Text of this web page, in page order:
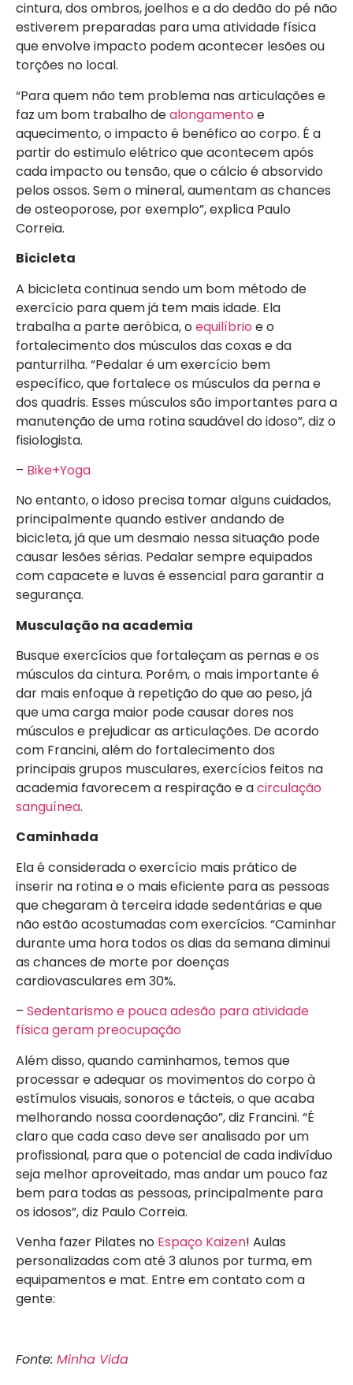
cintura, dos ombros, joelhos e a do dedão do pé não
estiverem preparadas para uma atividade física
que envolve impacto podem acontecer lesões ou
torções no local.
“Para quem não tem problema nas articulações e
faz um bom trabalho dealongamento e
aquecimento, o impacto é benéfico ao corpo. É a
partir do estimulo elétrico que acontecem após
cada impacto ou tensão, que o cálcio é absorvido
pelos ossos. Sem o mineral, aumentam as chances
de osteoporose, por exemplo”, explica Paulo
Correia.
Bicicleta
A bicicleta continua sendo um bom método de
exercício para quem já tem mais idade. Ela
trabalha a parte aeróbica, oequilíbrio e o
fortalecimento dos músculos das coxas e da
panturrilha. “Pedalar é um exercício bem
específico, que fortalece os músculos da perna e
dos quadris. Esses músculos são importantes para a
manutenção de uma rotina saudável do idoso”, diz o
fisiologista.
– Bike+Yoga
No entanto, o idoso precisa tomar alguns cuidados,
principalmente quando estiver andando de
bicicleta, já que um desmaio nessa situação pode
causar lesões sérias. Pedalar sempre equipados
com capacete e luvas é essencial para garantir a
segurança.
Musculação na academia
Busque exercícios que fortaleçam as pernas e os
músculos da cintura. Porém, o mais importante é
dar mais enfoque à repetição do que ao peso, já
que uma carga maior pode causar dores nos
músculos e prejudicar as articulações. De acordo
com Francini, além do fortalecimento dos
principais grupos musculares, exercícios feitos na
academia favorecem a respiração e acirculação
sanguínea.
Caminhada
Ela é considerada o exercício mais prático de
inserir na rotina e o mais eficiente para as pessoas
que chegaram à terceira idade sedentárias e que
não estão acostumadas com exercícios. “Caminhar
durante uma hora todos os dias da semana diminui
as chances de morte por doenças
cardiovasculares em 30%.
– Sedentarismo e pouca adesão para atividade
física geram preocupação
Além disso, quando caminhamos, temos que
processar e adequar os movimentos do corpo à
estímulos visuais, sonoros e tácteis, o que acaba
melhorando nossa coordenação”, diz Francini. “É
claro que cada caso deve ser analisado por um
profissional, para que o potencial de cada indivíduo
seja melhor aproveitado, mas andar um pouco faz
bem para todas as pessoas, principalmente para
os idosos”, diz Paulo Correia.
Venha fazer Pilates no Espaço Kaizen! Aulas
personalizadas com até 3 alunos por turma, em
equipamentos e mat. Entre em contato com a
gente:
Fonte: Minha Vida